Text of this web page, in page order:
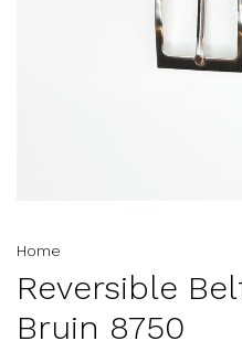
Home
Reversible
Bruin 8750